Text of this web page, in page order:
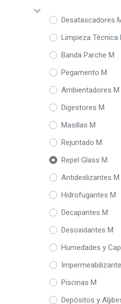
Desatascadores
Limpieza Técnica
Banda Parche M
Pegamento M
Ambientadores M
Digestores M
Masillas M
Rejuntado M
Repel Glass M
Antideslizantes M
Hidrofugantes M
Decapantes M
Desoxidantes M
Humedades y
Piscinas M
Depósitos y